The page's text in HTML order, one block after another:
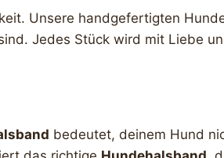
Unsere handgefertigten
Jedes Stück wird mit Liebe
bedeutet, deinem Hund